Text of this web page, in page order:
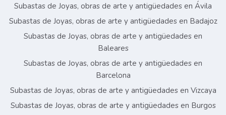
Subastas de Joyas, obras de arte y antigüedades en Ávila
Subastas de Joyas, obras de arte y antigüedades en Badajoz
Subastas de Joyas, obras de arte y antigüedades en
Baleares
Subastas de Joyas, obras de arte y antigüedades en
Barcelona
Subastas de Joyas, obras de arte y antigüedades en Vizcaya
Subastas de Joyas, obras de arte y antigüedades en Burgos